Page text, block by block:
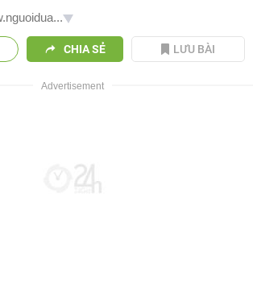
CHIA SẺ LƯU BÀI